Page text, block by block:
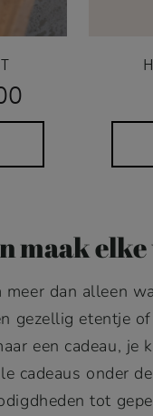
is:
maak
meer dan alleen
gezellig etentje
een cadeau,
cadeaus onder
tot